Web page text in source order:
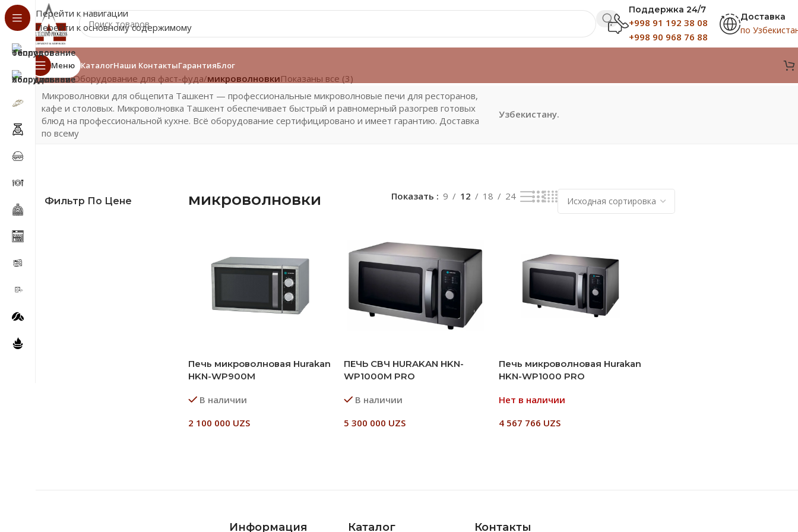
Перейти к навигации
Перейти к основному содержимому
Поддержка 24/7
+998 91 192 38 08
+998 90 968 76 88
Доставка
по
Меню КаталогНаши КонтактыГарантияБлог
Главная/Оборудование для фаст-фуда/микроволновкиПоказаны все (3)
Микроволновки для общепита Ташкент — профессиональные микроволновые печи для ресторанов,
кафе и столовых. Микроволновка Ташкент обеспечивает быстрый и равномерный разогрев готовых
блюд на профессиональной кухне. Всё оборудование сертифицировано и имеет гарантию. Доставка
по всему
Узбекистану.
Фильтр По Цене микроволновки Показать 9 12 18 24
Печь микроволновая Hurakan
HKN-WP900M
В наличии
2 100 000 UZS
ПЕЧЬ СВЧ HURAKAN HKN-
WP1000M PRO
В наличии
5 300 000 UZS
Печь микроволновая Hurakan
HKN-WP1000 PRO
Нет в наличии
4 567 766 UZS
Информация Каталог Контакты